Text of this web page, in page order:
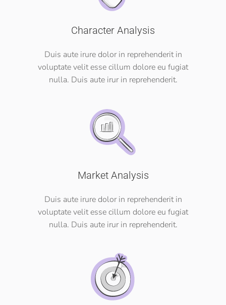
Character Analysis
Duis aute irure dolor in reprehenderit in
voluptate velit esse cillum dolore eu fugiat
nulla. Duis aute irur in reprehenderit.
Market Analysis
Duis aute irure dolor in reprehenderit in
voluptate velit esse cillum dolore eu fugiat
nulla. Duis aute irur in reprehenderit.